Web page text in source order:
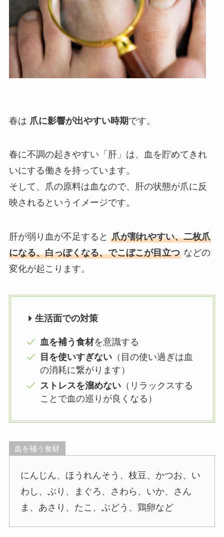
春は 爪に影響が出やすい時期です。
春に不調の起きやすい「肝」は、血を貯めてきれ
いにする働きを持っています。
そして、爪の原料は血なので、肝の状態が爪に反
映されるというイメージです。
肝が弱り血が不足すると 爪が割れやすい、二枚爪
になる、白っぽくなる、でこぼこが目立つなどの
変化が起こります。
生活面での対策
血を補う食材を意識する
目を使いすぎない （目の使い過ぎは血
の消耗に繋がります）
ストレスを溜めない （リラックスする
ことで血の巡りが良くなる）
血を補う食材
にんじん、ほうれんそう、枝豆、かつお、い
わし、ぶり、まぐろ、さわら、いか、さん
ま、あさり、たこ、ぶどう、鶏卵など